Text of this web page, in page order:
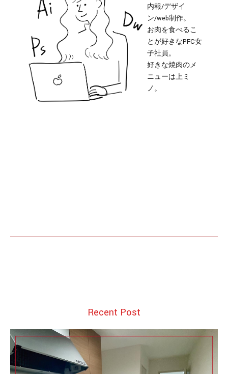
内報/デザイ
ン/web制作。
お肉を食べるこ
とが好きなPFC女
子社員。
好きな焼肉のメ
ニューは上ミ
ノ。
Recent Post